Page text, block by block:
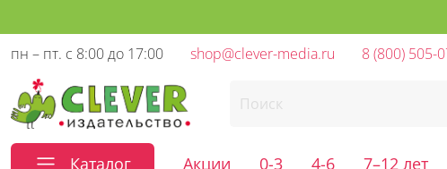
пн – пт. с 8:00 до 17:00
shop@clever-media.ru 8 (800) 505-
Каталог Акции 0-3 4-6 7–12 лет